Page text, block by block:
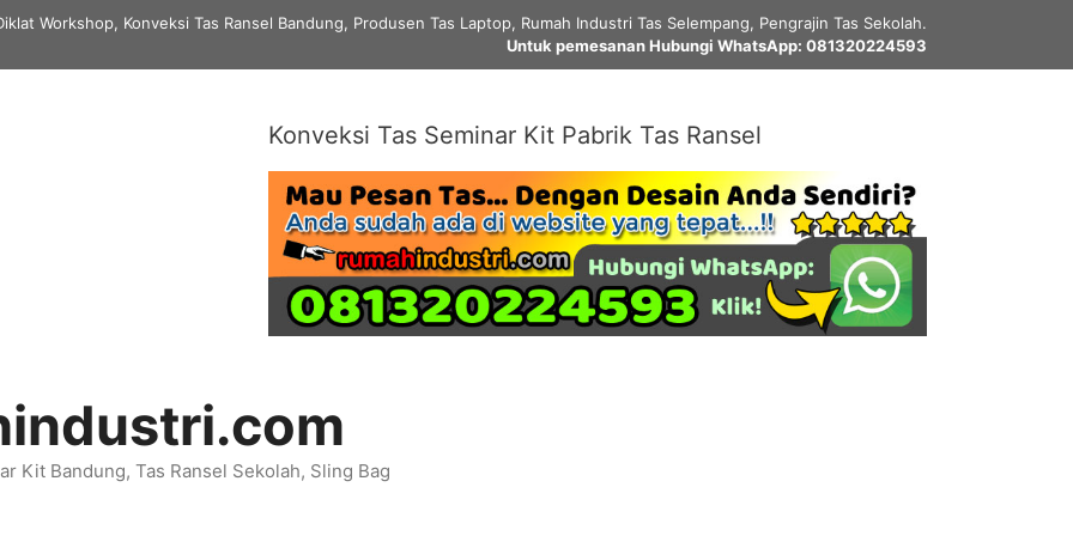
Workshop, Konveksi Tas Ransel Bandung, Produsen Tas Laptop, Rumah Industri Tas Selempang, Pengrajin Tas Sekolah.
Untuk pemesanan Hubungi WhatsApp: 081320224593
Konveksi Tas Seminar Kit Pabrik Tas Ransel
Kit Bandung, Tas Ransel Sekolah, Sling Bag